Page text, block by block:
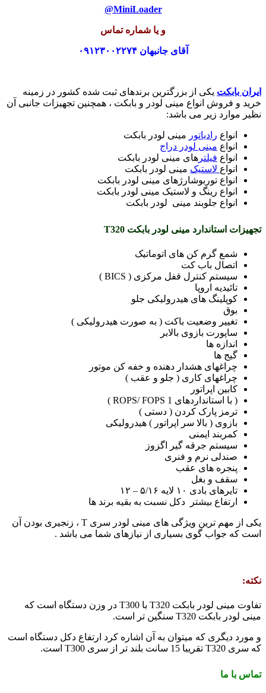
MiniLoader@
و یا شماره تماس
آقای جانبهان ۰۹۱۲۳۰۰۲۲۷۴
ایران بابکت یکی از بزرگترین برندهای ثبت شده کشور در زمینه
خرید و فروش انواع مینی لودر و بابکت ، همچنین تجهیزات جانبی آن
نظیر موارد زیر می باشد:
انواع رادیاتور مینی لودر بابکت
انواع مینی لودر دراج
انواع فیلتر های مینی لودر بابکت
انواع لاستیک مینی لودر بابکت
انواع توربوشارژهای مینی لودر بابکت
انواع رینگ و لاستیک مینی لودر بابکت
انواع جلوبند مینی لودر بابکت
تجهیزات استاندارد مینی لودر بابکت T320
شمع گرم کن های اتوماتیک
اتصال باب کت
سیستم کنترل قفل مرکزی ( BICS )
تائیدیه اروپا
کوپلینگ های هیدرولیکی جلو
بوق
تغییر وضعیت باکت ( به صورت هیدرولیکی )
ساپورت بازوی بالابر
اندازه ها
گیج ها
چراغهای هشدار دهنده و خفه کن موتور
چراغهای کاری ( جلو و عقب )
کابین اپراتور
( با استانداردهای ROPS/ FOPS 1 )
ترمز پارک کردن ( دستی )
بازوی ( بالا سر اپراتور ) هیدرولیکی
کمربند ایمنی
سیستم جرقه گیر اگزوز
صندلی نرم و فنری
پنجره های عقب
سقف و بغل
تایرهای بادی ۱۰ لایه ۵/۱۶ – ۱۲
ارتفاع بیشتر دکل نسبت به بقیه برند ها
یکی از مهم ترین ویژگی های مینی لودر سری T ، زنجیری بودن آن
است که جواب گوی بسیاری از نیازهای شما می باشد .
نکته:
تفاوت مینی لودر بابکت T320 با T300 در وزن دستگاه است که
مینی لودر بابکت T320 سنگین تر است.
و مورد دیگری که میتوان به آن اشاره کرد ارتفاع دکل دستگاه است
که سری T320 تقریبا 15 سانت بلند تر از سری T300 است.
تماس با ما